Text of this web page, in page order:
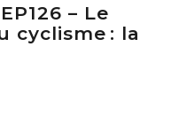
– Le
cyclisme : la